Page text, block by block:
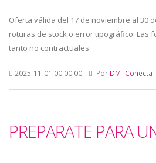
Oferta válida del 17 de noviembre al 30
roturas de stock o error tipográfico. Las
tanto no contractuales.
2025-11-01 00:00:00 Por DMTConecta
PREPARATE PARA